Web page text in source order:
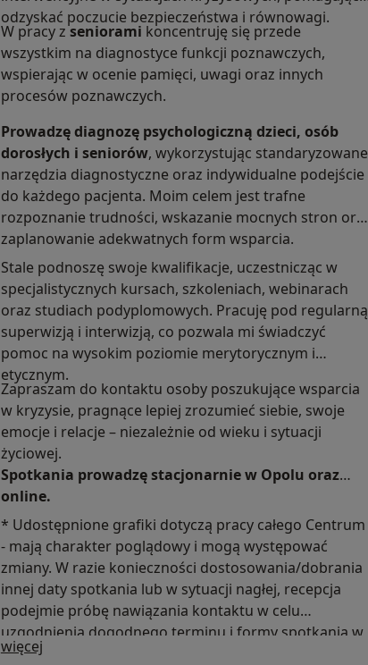
odzyskać poczucie bezpieczeństwa i równowagi.
W pracy zseniorami koncentruję się przede
wszystkim na diagnostyce funkcji poznawczych,
wspierając w ocenie pamięci, uwagi oraz innych
procesów poznawczych.
Prowadzę diagnozę psychologiczną dzieci, osób
dorosłych i seniorów, wykorzystując standaryzowane
narzędzia diagnostyczne oraz indywidualne podejście
do każdego pacjenta. Moim celem jest trafne
rozpoznanie trudności, wskazanie mocnych stron oraz
zaplanowanie adekwatnych form wsparcia.
Stale podnoszę swoje kwalifikacje, uczestnicząc w
specjalistycznych kursach, szkoleniach, webinarach
oraz studiach podyplomowych. Pracuję pod regularną
superwizją i interwizją, co pozwala mi świadczyć
pomoc na wysokim poziomie merytorycznym i
etycznym.
Zapraszam do kontaktu osoby poszukujące wsparcia
w kryzysie, pragnące lepiej zrozumieć siebie, swoje
emocje i relacje – niezależnie od wieku i sytuacji
życiowej.
Spotkania prowadzę stacjonarnie w Opolu oraz
online.
* Udostępnione grafiki dotyczą pracy całego Centrum
- mają charakter poglądowy i mogą występować
zmiany. W razie konieczności dostosowania/dobrania
innej daty spotkania lub w sytuacji nagłej, recepcja
podejmie próbę nawiązania kontaktu w celu
uzgodnienia dogodnego terminu i formy spotkania w
zależności od możliwości, czy to stacjonarnie, czy
więcejO mnie